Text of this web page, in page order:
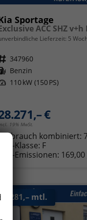
Sportage
ACC SHZ
Lieferzeit: 5
Fahrzeugnr. 347960
Kraftstoff Benzin
Leistung 110 kW (150 PS)
€
19% MwSt.
kombiniert:
-Klasse: F
-Emissionen:
281,– mtl.